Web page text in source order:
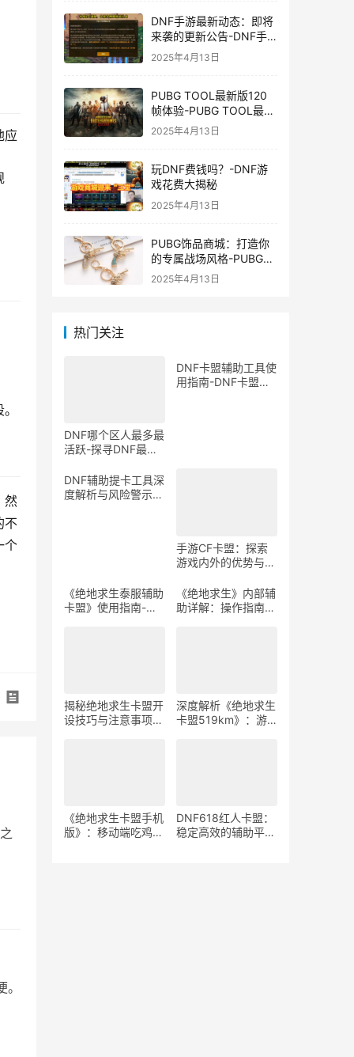
应
然
不
个
DNF手游最新动态：即将
来袭的更新公告-DNF手
游最新消息与更新时间表
2025年4月13日
PUBG TOOL最新版120
帧体验-PUBG TOOL最新
版120帧游戏体验优化
2025年4月13日
玩DNF费钱吗？-DNF游
戏花费大揭秘
2025年4月13日
PUBG饰品商城：打造你
的专属战场风格-PUBG游
戏内饰品购买指南
2025年4月13日
热门关注
DNF哪个区人最多最
活跃-探寻DNF最热
游戏天堂
DNF卡盟辅助工具使
用指南-DNF卡盟辅
DNF辅助提卡工具深
度解析与风险警示-
手游CF卡盟：探索
游戏内外的优势与合
盟：深入解析游戏产
业中的联盟与合作策
《绝地求生泰服辅助
卡盟》使用指南-
《绝地求生》内部辅
助详解：操作指南与
揭秘绝地求生卡盟开
设技巧与注意事项-
深度解析《绝地求生
卡盟519km》：游
《绝地求生卡盟手机
版》：移动端吃鸡新
DNF618红人卡盟：
稳定高效的辅助平台